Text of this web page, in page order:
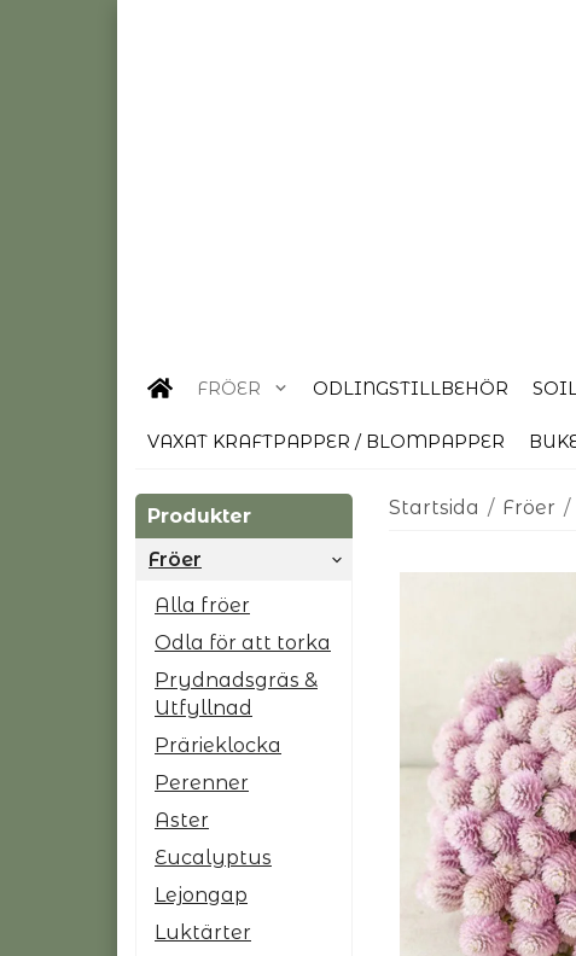
FRÖER ODLINGSTILLBEHÖR
VAXAT KRAFTPAPPER / BLOMPAPPER
Produkter
Fröer
Alla fröer
Odla för att torka
Prydnadsgräs &
Utfyllnad
Prärieklocka
Perenner
Aster
Eucalyptus
Lejongap
Luktärter
Startsida / Fröer /